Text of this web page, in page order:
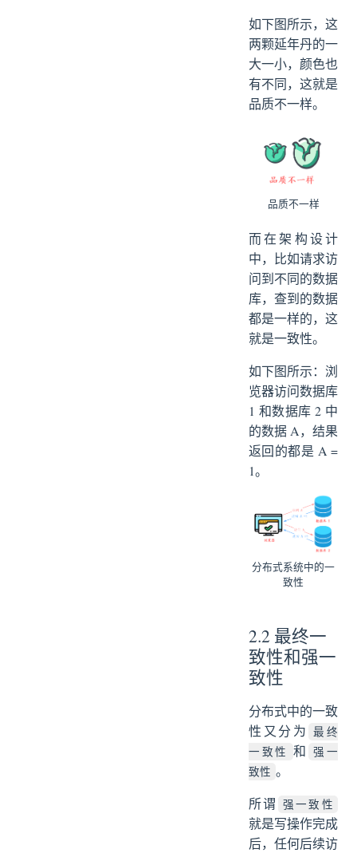
如下图所示，这
两颗延年丹的一
大一小，颜色也
有不同，这就是
品质不一样。
品质不一样
而在架构设计
中，比如请求访
问到不同的数据
库，查到的数据
都是一样的，这
就是一致性。
如下图所示：浏
览器访问数据库
1 和数据库 2 中
的数据 A，结果
返回的都是 A =
1。
分布式系统中的一
致性
2.2 最终一
致性和强一
致性
分布式中的一致
性又分为
最终
一致性
和
强一
致性 。
所谓
强一致性
就是写操作完成
后，任何后续访